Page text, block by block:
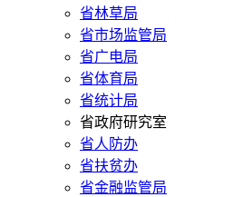
省林草局
省市场监管局
省广电局
省体育局
省统计局
省政府研究室
省人防办
省扶贫办
省金融监管局